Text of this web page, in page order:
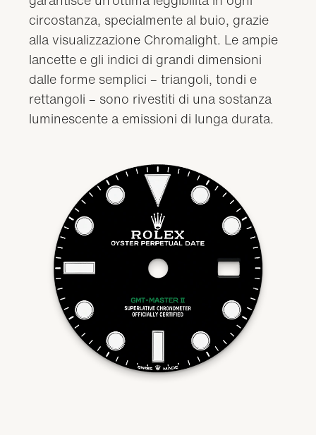
circostanza, specialmente al buio, grazie
alla visualizzazione Chromalight. Le ampie
lancette e gli indici di grandi dimensioni
dalle forme semplici – triangoli, tondi e
rettangoli – sono rivestiti di una sostanza
luminescente a emissioni di lunga durata.